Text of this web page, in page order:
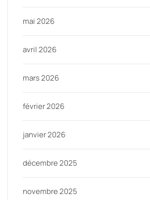
mai 2026
avril 2026
mars 2026
février 2026
janvier 2026
décembre 2025
novembre 2025